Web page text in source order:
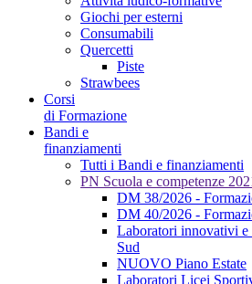
Giochi per esterni
Consumabili
Quercetti
Piste
Strawbees
Corsi
di Formazione
Bandi e
finanziamenti
Tutti i Bandi e finanziamenti
PN Scuola e competenze
DM 38/2026 -
DM 40/2026 -
Laboratori innovativi e
Sud
NUOVO Piano Estate
Laboratori Licei